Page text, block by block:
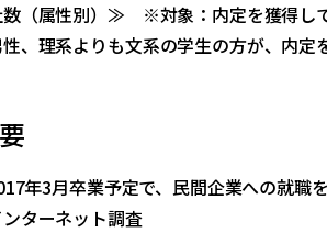
（属性別）≫ ※対象：内定を獲得し
、理系よりも文系の学生の方が、内定
年3月卒業予定で、民間企業への就職
ターネット調査